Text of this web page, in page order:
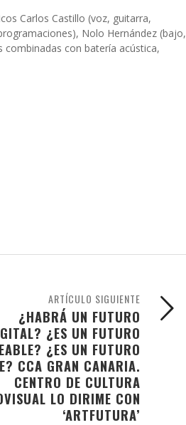
Carlos Castillo (voz, guitarra,
Nolo Hernández (bajo,
combinadas con batería acústica,
ARTÍCULO SIGUIENTE
¿HABRÁ UN FUTURO
¿ES UN FUTURO
¿ES UN FUTURO
CCA GRAN CANARIA.
CENTRO DE CULTURA
LO DIRIME CON
‘ARTFUTURA’